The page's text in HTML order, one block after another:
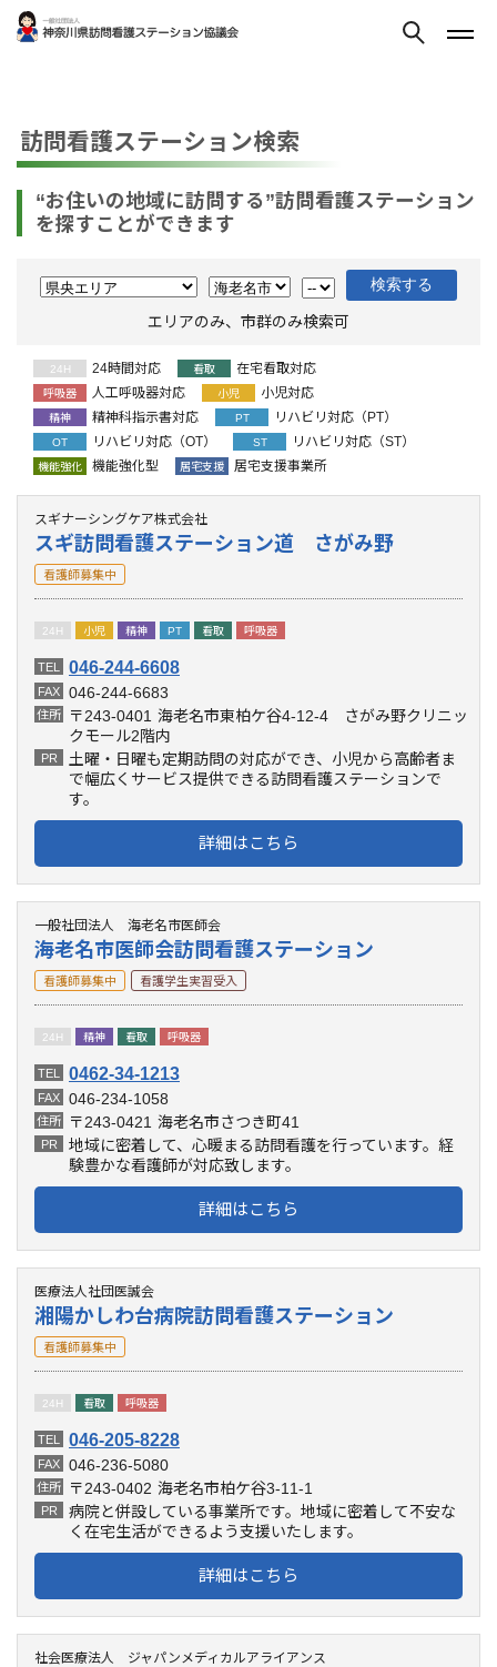
訪問看護ステーション検索
“お住いの地域に訪問する”訪問看護ステーション
を探すことができます
エリアのみ、市群のみ検索可
24H 24時間対応 看取 在宅看取対応
呼吸器 人工呼吸器対応 小児 小児対応
精神 精神科指示書対応 PT リハビリ対応（PT）
OT リハビリ対応（OT） ST リハビリ対応（ST）
機能強化 機能強化型 居宅支援 居宅支援事業所
スギナーシングケア株式会社
スギ訪問看護ステーション道 さがみ野
看護師募集中
24H 小児 精神 PT 看取 呼吸器
TEL 046-244-6608
FAX 046-244-6683
住所 〒243-0401 海老名市東柏ケ谷4-12-4 さがみ野クリニッ
クモール2階内
PR
土曜・日曜も定期訪問の対応ができ、小児から高齢者ま
で幅広くサービス提供できる訪問看護ステーションで
す。
詳細はこちら
一般社団法人 海老名市医師会
海老名市医師会訪問看護ステーション
看護師募集中 看護学生実習受入
24H 精神 看取 呼吸器
TEL 0462-34-1213
FAX 046-234-1058
住所 〒243-0421 海老名市さつき町41
PR
地域に密着して、心暖まる訪問看護を行っています。経
験豊かな看護師が対応致します。
詳細はこちら
医療法人社団医誠会
湘陽かしわ台病院訪問看護ステーション
看護師募集中
24H 看取 呼吸器
TEL 046-205-8228
FAX 046-236-5080
住所 〒243-0402 海老名市柏ケ谷3-11-1
PR
病院と併設している事業所です。地域に密着して不安な
く在宅生活ができるよう支援いたします。
詳細はこちら
社会医療法人 ジャパンメディカルアライアンス